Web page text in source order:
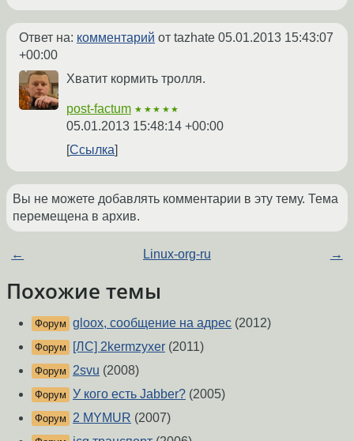
Ответ на: комментарий от tazhate 05.01.2013 15:43:07
+00:00
Хватит кормить тролля.
post-factum ★★★★★
05.01.2013 15:48:14 +00:00
Ссылка
Вы не можете добавлять комментарии в эту тему. Тема
перемещена в архив.
← Linux-org-ru →
Похожие темы
Форум gloox, сообщение на адрес (2012)
Форум [ЛС] 2kermzyxer (2011)
Форум 2svu (2008)
Форум У кого есть Jabber? (2005)
Форум 2 MYMUR (2007)